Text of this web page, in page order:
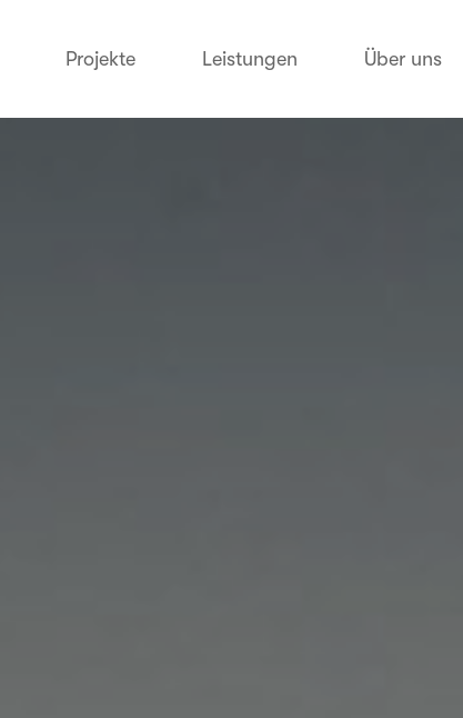
Projekte Leistungen Über uns